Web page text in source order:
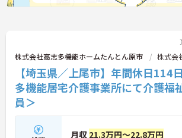
株式会社高志多機能ホームたんとん原市 株式会
【埼玉県／上尾市】年間休日
多機能居宅介護事業所にて介護福
員＞
月収 21.3万円～22.8万円